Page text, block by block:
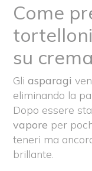
Come
su
Gli asparagi
eliminando la
Dopo essere
vapore per
teneri ma
brillante.